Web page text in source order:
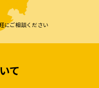
にご相談ください
て